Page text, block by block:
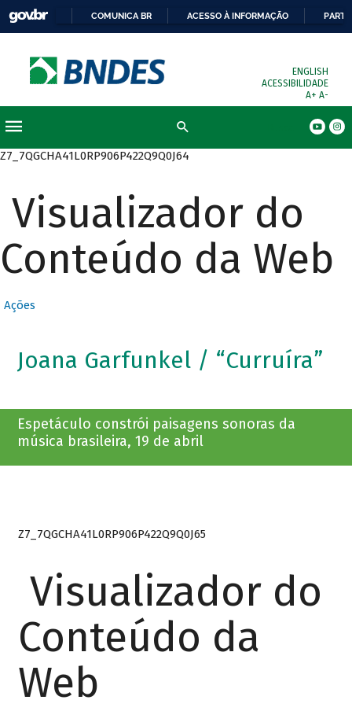
COMUNICA BR ACESSO À INFORMAÇÃO
ENGLISH
ACESSIBILIDADE
A+ A-
Z7_7QGCHA41L0RP906P422Q9Q0J64
Visualizador do
Conteúdo da Web
Ações
Joana Garfunkel / “Curruíra”
Espetáculo constrói paisagens sonoras da
música brasileira, 19 de abril
Z7_7QGCHA41L0RP906P422Q9Q0J65
Visualizador do
Conteúdo da
Web